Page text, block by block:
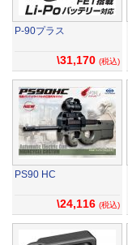
P-90プラス
\31,170 (税込)
PS90 HC
\24,116 (税込)